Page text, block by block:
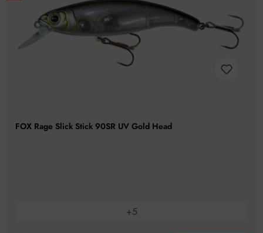
FOX Rage Slick Stick 90SR UV Gold Head
+5